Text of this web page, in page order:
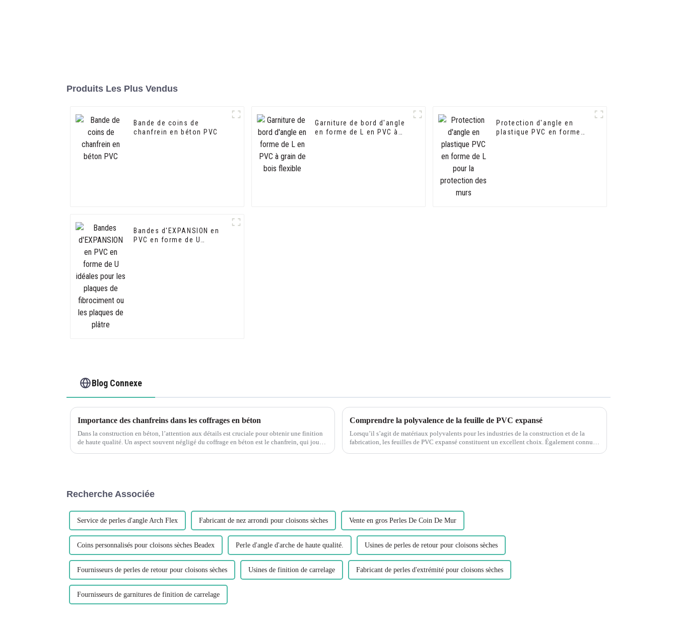
Produits Les Plus Vendus
Bande de coins de
chanfrein en béton PVC
Garniture de bord d'angle
en forme de L en PVC à
Protection d'angle en
plastique PVC en forme
Bandes d'EXPANSION en
PVC en forme de U
Blog Connexe
Importance des chanfreins dans les coffrages en béton
Dans la construction en béton, l’attention aux détails est cruciale pour obtenir une finition
de haute qualité. Un aspect souvent négligé du coffrage en béton est le chanfrein, qui joue
Comprendre la polyvalence de la feuille de PVC expansé
Lorsqu’il s’agit de matériaux polyvalents pour les industries de la construction et de la
fabrication, les feuilles de PVC expansé constituent un excellent choix. Également connu
Recherche Associée
Service de perles d'angle Arch Flex Fabricant de nez arrondi pour cloisons sèches Vente en gros Perles De Coin De Mur
Coins personnalisés pour cloisons sèches Beadex Perle d'angle d'arche de haute qualité. Usines de perles de retour pour cloisons sèches
Fournisseurs de perles de retour pour cloisons sèches Usines de finition de carrelage Fabricant de perles d'extrémité pour cloisons sèches
Fournisseurs de garnitures de finition de carrelage